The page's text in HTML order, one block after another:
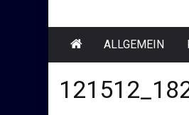
ALLGEMEIN